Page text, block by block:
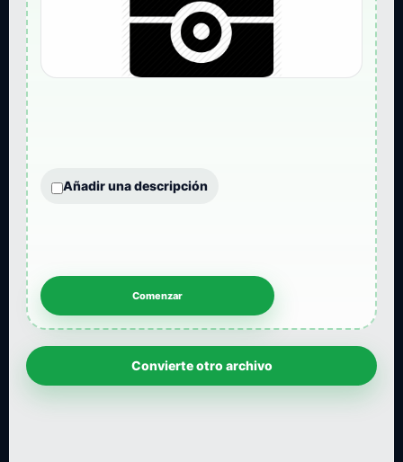
Añadir una descripción
Convierte otro archivo